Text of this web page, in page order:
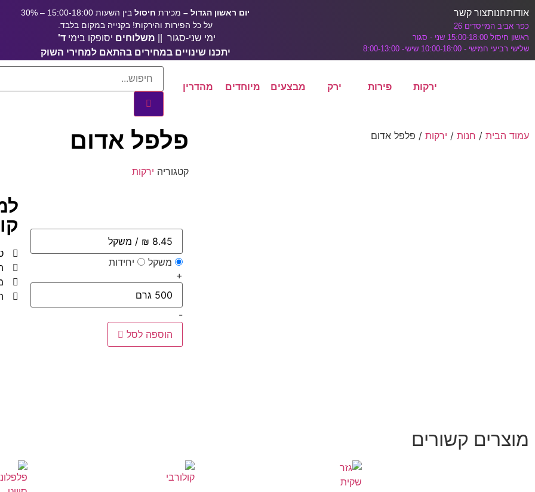
אודותחנותצור קשר
כפר אביב המייסדים 26
ראשון חיסול 15:00-18:00 שני - סגור
שלישי רביעי חמישי - 10:00-18:00 שישי- 8:00-13:00
יום ראשון הגדול –מכירת חיסול
בין השעות 15:00-18:00 – 30%
על כל הפירות והירקות! בקנייה במקום בלבד.
ימי שני-סגור || משלוחים יסופקו בימיד'
יתכנו שינויים במחירים בהתאם למחירי השוק
ירקות פירות ירק מבצעים מיוחדים מהדרין
עמוד הבית / חנות / ירקות / פלפל אדום פלפל אדום
קטגוריה ירקות
משקל
יחידות
+
-
הוספה לסל
מוצרים קשורים